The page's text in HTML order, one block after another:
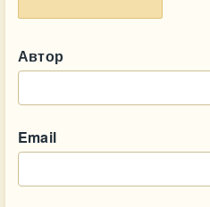
Автор
Email